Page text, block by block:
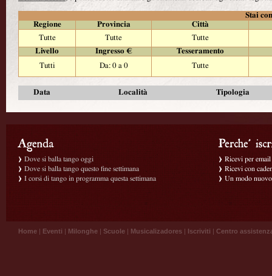
Stai
Regione
Provincia
Città
Tutte
Tutte
Tutte
Livello
Ingresso €
Tesseramento
Tutti
Da: 0 a 0 Tutte
Data Località Tipologia
Dove si balla tango oggi
Dove si balla tango questo fine settimana
I corsi di tango in programma questa settimana
Ricevi per
Ricevi con
Un modo
Home | Eventi | Milonghe | Scuole | Musicalizadores | Iscriviti | Centro